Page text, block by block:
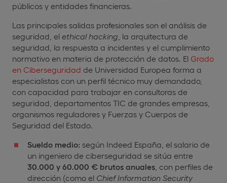
públicos y entidades financieras.
Las principales salidas profesionales son el análisis de
seguridad, el ethical hacking , la arquitectura de
seguridad, la respuesta a incidentes y el cumplimiento
normativo en materia de protección de datos. El Grado
en Ciberseguridad de Universidad Europea forma a
especialistas con un perfil técnico muy demandado,
con capacidad para trabajar en consultoras de
seguridad, departamentos TIC de grandes empresas,
organismos reguladores y Fuerzas y Cuerpos de
Seguridad del Estado.
Sueldo medio: según Indeed España, el salario de
un ingeniero de ciberseguridad se sitúa entre
30.000 y 60.000 € brutos anuales , con perfiles de
dirección (como el Chief Information Security